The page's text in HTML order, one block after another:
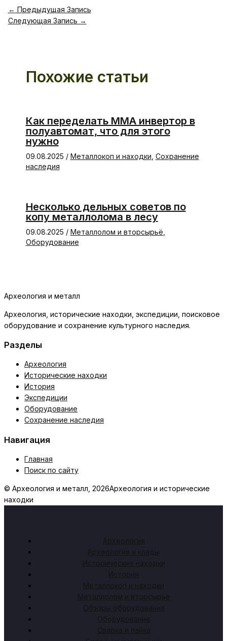
← Предыдущая Запись
Следующая Запись →
Похожие статьи
Как переделать ММА инвертор в
полуавтомат, что для этого
нужно
09.08.2025 / Металлокоп и находки Сохранение
наследия
Несколько дельных советов по
копу металлолома в лесу
09.08.2025 / Металлолом и вторсырьё
Оборудование
Археология и металл
Археология, исторические находки, экспедиции, поисковое
оборудование и сохранение культурного наследия.
Разделы
Археология
Исторические находки
История
Экспедиции
Оборудование
Сохранение наследия
Навигация
Главная
Поиск по сайту
© Археология и металл, 2026Археология и исторические
находки
Археология
Археология и клады
Исторические находки
История
Металлокоп и находки
Металлолом и вторсырьё
Обзоры оборудования
Оборудование
Сварка и пайка